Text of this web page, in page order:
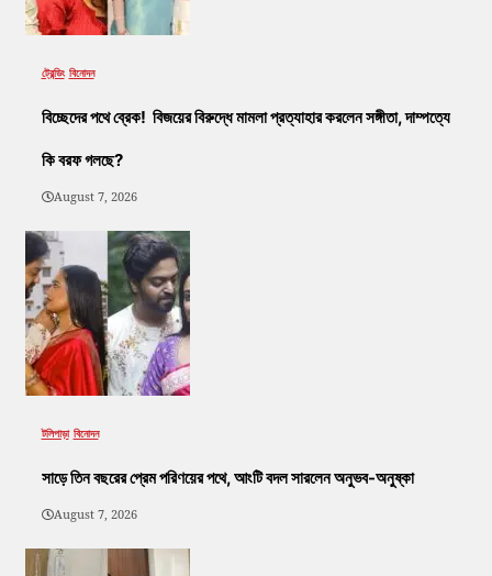
ট্রেন্ডিং বিনোদন
বিচ্ছেদের পথে ব্রেক! বিজয়ের বিরুদ্ধে মামলা প্রত্যাহার করলেন সঙ্গীতা, দাম্পত্যে
কি বরফ গলছে?
August 7, 2026
টলিপাড়া বিনোদন
সাড়ে তিন বছরের প্রেম পরিণয়ের পথে, আংটি বদল সারলেন অনুভব-অনুষ্কা
August 7, 2026